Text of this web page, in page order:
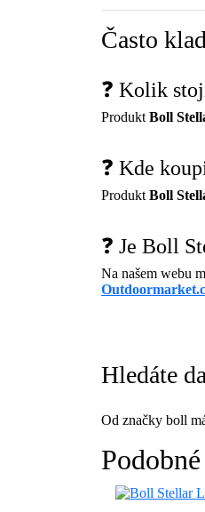
Často
❓ Kolik
Produkt Boll
❓ Kde
Produkt Boll
❓ Je Boll
Na našem webu
Hledáte
Od značky boll